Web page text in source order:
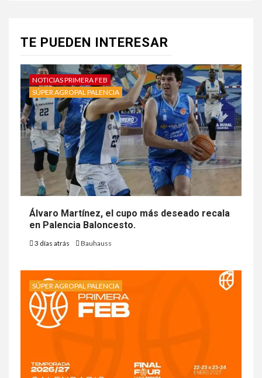
TE PUEDEN INTERESAR
NOTICIAS PRIMERA FEB
SÚPER AGROPAL PALENCIA
Álvaro Martínez, el cupo más deseado recala
en Palencia Baloncesto.
3 días atrás Bauhauss
SÚPER AGROPAL PALENCIA